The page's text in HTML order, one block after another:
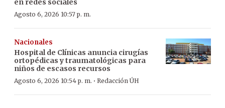
en redes sociales
Agosto 6, 2026 10:57 p. m.
Nacionales
Hospital de Clínicas anuncia cirugías
ortopédicas y traumatológicas para
niños de escasos recursos
Agosto 6, 2026 10:54 p. m. · Redacción ÚH